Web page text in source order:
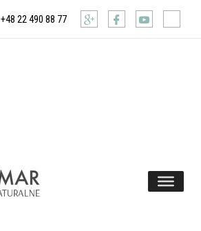
+48 22 490 88 77